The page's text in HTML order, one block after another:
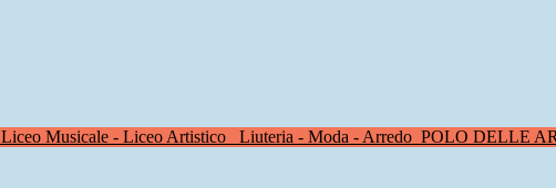
Liceo Musicale - Liceo Artistico Liuteria - Moda - Arredo POLO DELLE